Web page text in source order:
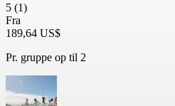
5 (1)
Fra
189,64 US$
Pr. gruppe op til 2